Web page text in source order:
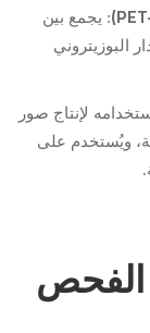
: يجمع بين
البوزيتروني
لإنتاج صور
ويُستخدم على
الفحص